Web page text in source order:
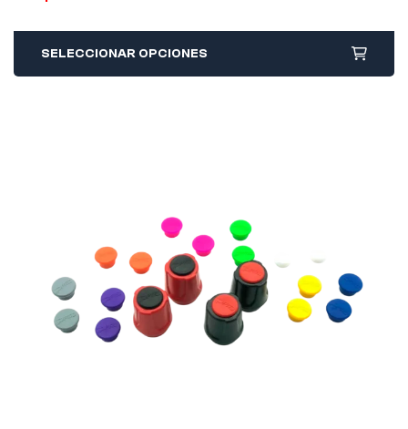
SELECCIONAR OPCIONES